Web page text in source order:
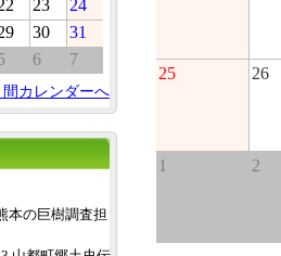
25 26
1 2
23
24
30
31
6 7
間カレンダーへ
本の巨樹調査担